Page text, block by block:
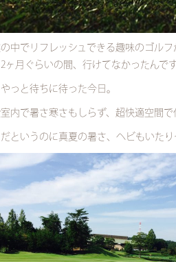
中でリフレッシュできる趣味のゴル
ヶ月ぐらいの間、行けてなかったんです
っと待ちに待った今日。
内で暑さ寒さもしらず、超快適空間
だというのに真夏の暑さ、ヘビもいた